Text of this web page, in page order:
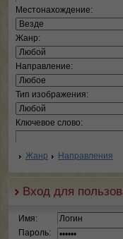
Местонахождение:
Жанр:
Направление:
Тип изображения:
Ключевое слово:
Жанр Направления
Вход для
Имя:
Пароль: